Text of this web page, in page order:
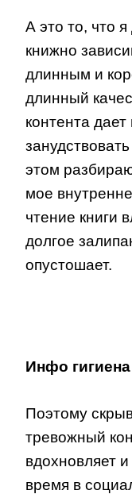
А это то, что
книжно
длинным и
длинный
контента
этом
мое
чтение книги
долгое
опустошает.
Инфо гигиена
Поэтому
тревожный
вдохновляет
время в